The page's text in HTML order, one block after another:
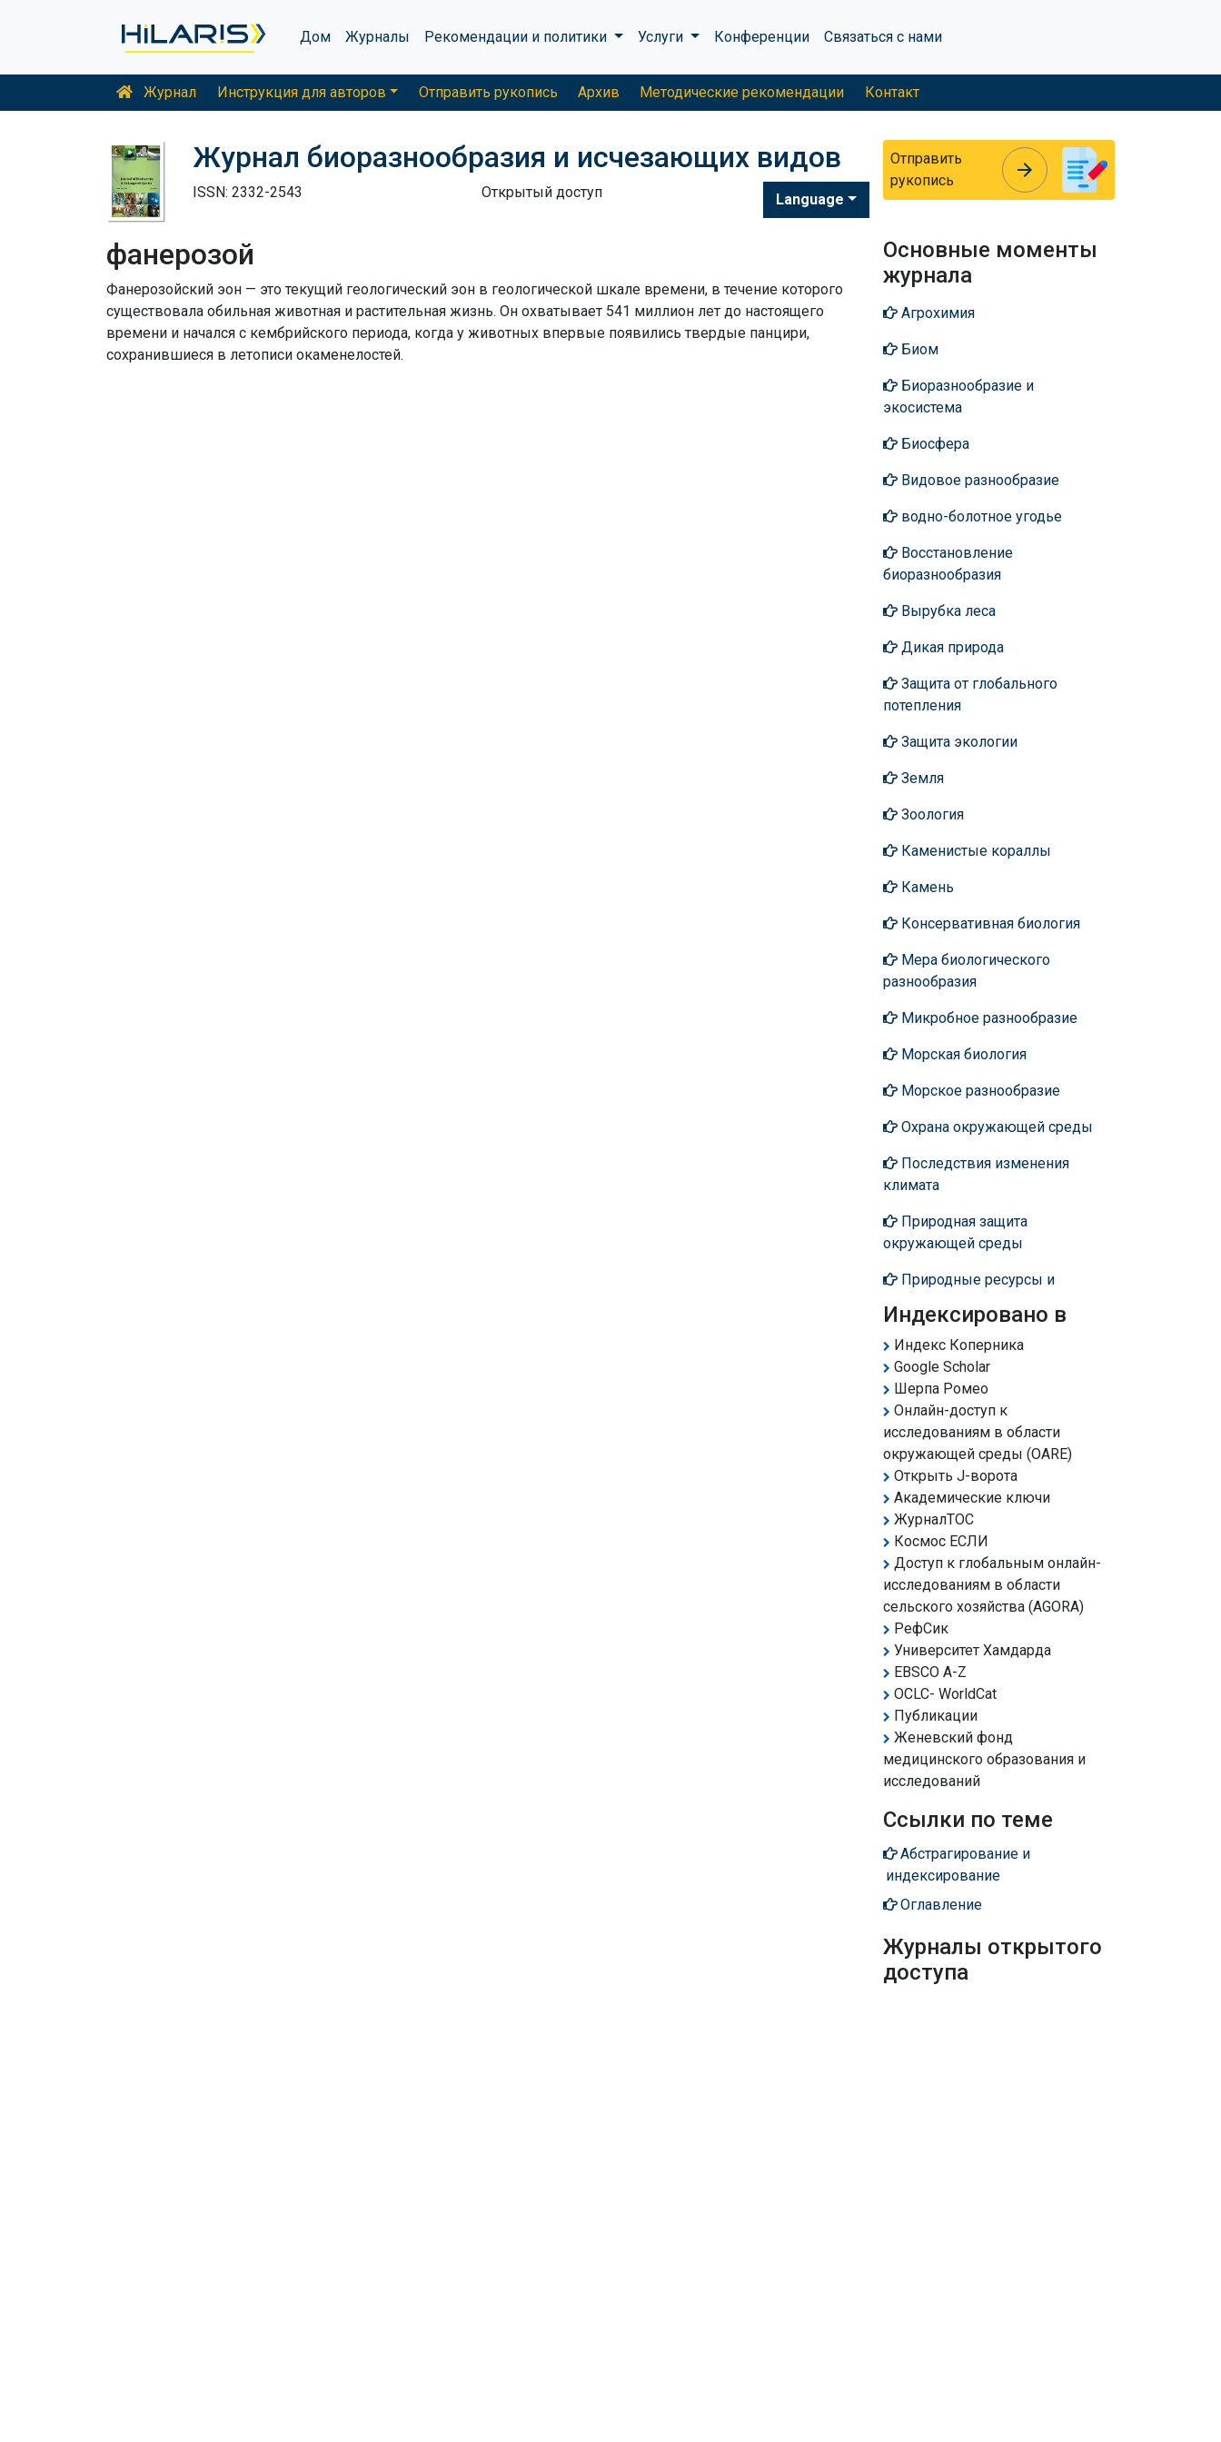
Дом Журналы Рекомендации и политики Услуги Конференции Связаться с нами
Журнал Инструкция для авторов Отправить рукопись Архив Методические рекомендации Контакт
Журнал биоразнообразия и исчезающих видов
ISSN: 2332-2543 Открытый доступ Language
Отправить
рукопись
arrow_forward
фанерозой
Фанерозойский эон — это текущий геологический эон в геологической шкале времени, в течение которого
существовала обильная животная и растительная жизнь. Он охватывает 541 миллион лет до настоящего
времени и начался с кембрийского периода, когда у животных впервые появились твердые панцири,
сохранившиеся в летописи окаменелостей.
Основные моменты
журнала
Агрохимия
Биом
Биоразнообразие и
экосистема
Биосфера
Видовое разнообразие
водно-болотное угодье
Восстановление
биоразнообразия
Вырубка леса
Дикая природа
Защита от глобального
потепления
Защита экологии
Земля
Зоология
Каменистые кораллы
Камень
Консервативная биология
Мера биологического
разнообразия
Микробное разнообразие
Морская биология
Морское разнообразие
Охрана окружающей среды
Последствия изменения
климата
Природная защита
окружающей среды
Природные ресурсы и
Процесс вымирания видов
Разнообразие и
продовольственная
безопасность
Разнообразие лесов
Разнообразие насекомых
Разнообразие почв
Разнообразие растений
Растения и животные,
находящиеся под угрозой
исчезновения
Решение по сохранению
биоразнообразия
Сельскохозяйственное
разнообразие
биоразнообразия
Сохранение
биоразнообразия
Сохранение генетического
Социально-экономический
Индексировано в
Индекс Коперника
Google Scholar
Шерпа Ромео
Онлайн-доступ к
исследованиям в области
окружающей среды (OARE)
Открыть J-ворота
Академические ключи
ЖурналТОС
Космос ЕСЛИ
Доступ к глобальным онлайн-
исследованиям в области
сельского хозяйства (AGORA)
РефСик
Университет Хамдарда
EBSCO A-Z
OCLC- WorldCat
Публикации
Женевский фонд
медицинского образования и
исследований
Ссылки по теме
Абстрагирование и
индексирование
Оглавление
Журналы открытого
доступа